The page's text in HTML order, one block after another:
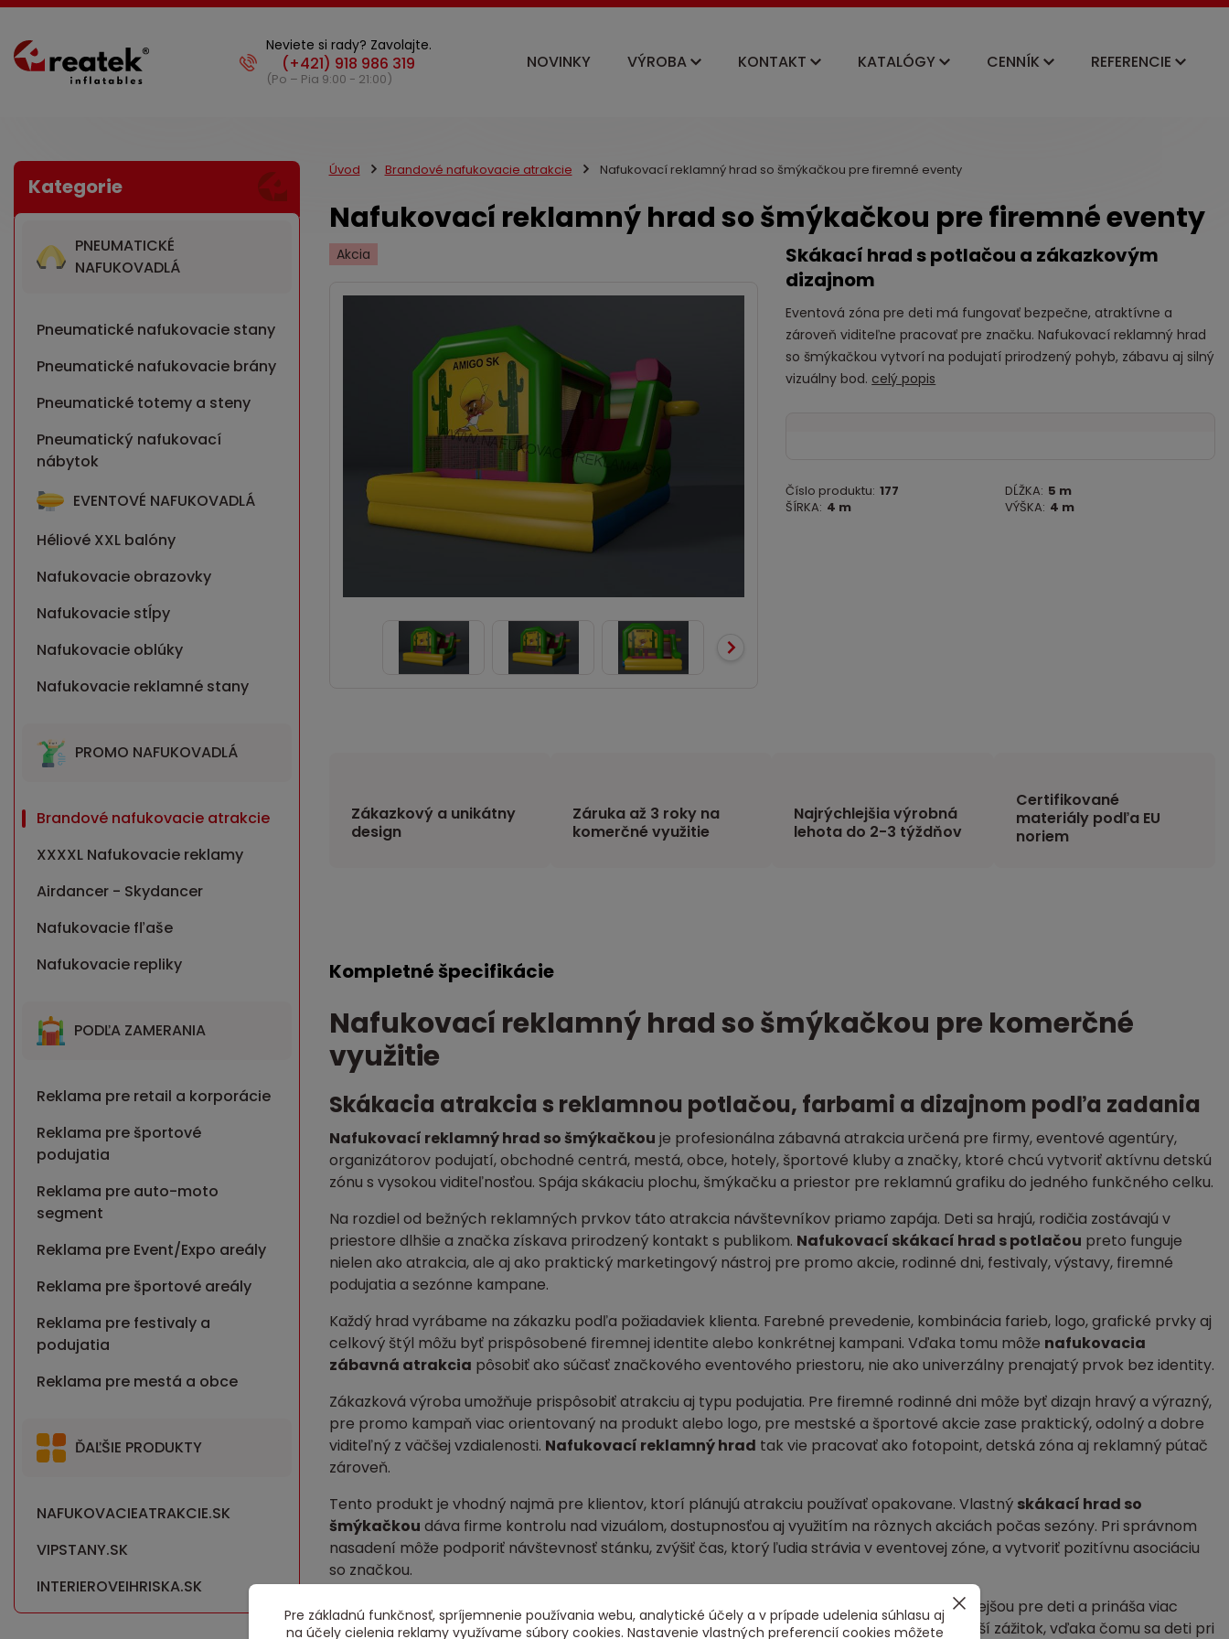
NOVINKY VÝROBA KONTAKT KATALÓGY CENNÍK REFERENCIE
Neviete si rady? Zavolajte.
(Po – Pia 9:00 - 21:00)
PNEUMATICKÉ
NAFUKOVADLÁ
Pneumatické nafukovacie stany
Pneumatické nafukovacie brány
Pneumatické totemy a steny
Pneumatický nafukovací
nábytok
EVENTOVÉ NAFUKOVADLÁ
Héliové XXL balóny
Nafukovacie obrazovky
Nafukovacie stĺpy
Nafukovacie oblúky
Nafukovacie reklamné stany
PROMO NAFUKOVADLÁ
Brandové nafukovacie atrakcie
XXXXL Nafukovacie reklamy
Airdancer - Skydancer
Nafukovacie fľaše
Nafukovacie repliky
PODĽA ZAMERANIA
Reklama pre retail a korporácie
Reklama pre športové
podujatia
Reklama pre auto-moto
segment
Reklama pre Event/Expo areály
Reklama pre športové areály
Reklama pre festivaly a
podujatia
Reklama pre mestá a obce
ĎAĽŠIE PRODUKTY
NAFUKOVACIEATRAKCIE.SK
VIPSTANY.SK
INTERIEROVEIHRISKA.SK
Úvod Brandové nafukovacie atrakcie Nafukovací reklamný hrad so šmýkačkou pre firemné eventy
Nafukovací reklamný hrad so šmýkačkou pre firemné eventy
Akcia
Skákací hrad s potlačou a zákazkovým
dizajnom
Eventová zóna pre deti má fungovať bezpečne, atraktívne a
zároveň viditeľne pracovať pre značku. Nafukovací reklamný hrad
so šmýkačkou vytvorí na podujatí prirodzený pohyb, zábavu aj silný
vizuálny bod. celý popis
Číslo produktu: 177 DĹŽKA: 5 m
ŠÍRKA: 4 m VÝŠKA: 4 m
Zákazkový a unikátny
design
Záruka až 3 roky na
komerčné využitie
Najrýchlejšia výrobná
lehota do 2-3 týždňov
Certifikované
materiály podľa EU
noriem
Kompletné špecifikácie
Nafukovací reklamný hrad so šmýkačkou pre komerčné
využitie
Skákacia atrakcia s reklamnou potlačou, farbami a dizajnom podľa zadania
Nafukovací reklamný hrad so šmýkačkou je profesionálna zábavná atrakcia určená pre firmy, eventové agentúry,
organizátorov podujatí, obchodné centrá, mestá, obce, hotely, športové kluby a značky, ktoré chcú vytvoriť aktívnu detskú
zónu s vysokou viditeľnosťou. Spája skákaciu plochu, šmýkačku a priestor pre reklamnú grafiku do jedného funkčného celku.
Na rozdiel od bežných reklamných prvkov táto atrakcia návštevníkov priamo zapája. Deti sa hrajú, rodičia zostávajú v
priestore dlhšie a značka získava prirodzený kontakt s publikom. Nafukovací skákací hrad s potlačou preto funguje
nielen ako atrakcia, ale aj ako praktický marketingový nástroj pre promo akcie, rodinné dni, festivaly, výstavy, firemné
podujatia a sezónne kampane.
Každý hrad vyrábame na zákazku podľa požiadaviek klienta. Farebné prevedenie, kombinácia farieb, logo, grafické prvky aj
celkový štýl môžu byť prispôsobené firemnej identite alebo konkrétnej kampani. Vďaka tomu môže nafukovacia
zábavná atrakcia pôsobiť ako súčasť značkového eventového priestoru, nie ako univerzálny prenajatý prvok bez identity.
Zákazková výroba umožňuje prispôsobiť atrakciu aj typu podujatia. Pre firemné rodinné dni môže byť dizajn hravý a výrazný,
pre promo kampaň viac orientovaný na produkt alebo logo, pre mestské a športové akcie zase praktický, odolný a dobre
viditeľný z väčšej vzdialenosti. Nafukovací reklamný hrad tak vie pracovať ako fotopoint, detská zóna aj reklamný pútač
zároveň.
Tento produkt je vhodný najmä pre klientov, ktorí plánujú atrakciu používať opakovane. Vlastný skákací hrad so
šmýkačkou dáva firme kontrolu nad vizuálom, dostupnosťou aj využitím na rôznych akciách počas sezóny. Pri správnom
nasadení môže podporiť návštevnosť stánku, zvýšiť čas, ktorý ľudia strávia v eventovej zóne, a vytvoriť pozitívnu asociáciu
so značkou.
Dôležitým prvkom je aj samotná šmýkačka. Tá zvyšuje dynamiku atrakcie, robí ju atraktívnejšou pre deti a prináša viac
pohybu než jednoduchá skákacia plocha. Kombinácia skákania a šmýkania vytvára pestrejší zážitok, vďaka čomu sa deti pri
Pre základnú funkčnosť, spríjemnenie používania webu, analytické účely a v prípade udelenia súhlasu aj
na účely cielenia reklamy využívame súbory cookies. Nastavenie vlastných preferencií cookies môžete